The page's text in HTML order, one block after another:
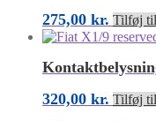
275,00 kr. Tilføj
320,00 kr. Tilføj